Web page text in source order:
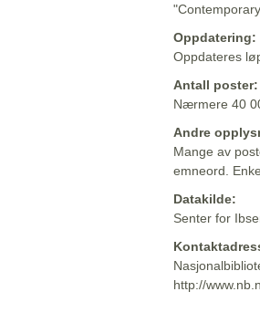
Oppdatering:
Oppdateres
Antall poster:
Nærmere 40
Andre
Mange av
emneord.
Datakilde:
Senter for
http://